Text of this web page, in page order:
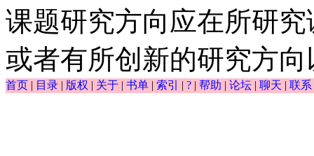
课题研究方向应在所研
或者有所创新的研究方
首页 | 目录 | 版权 | 关于 | 书单 | 索引 | ? | 帮助 | 论坛 | 聊天 | 联系